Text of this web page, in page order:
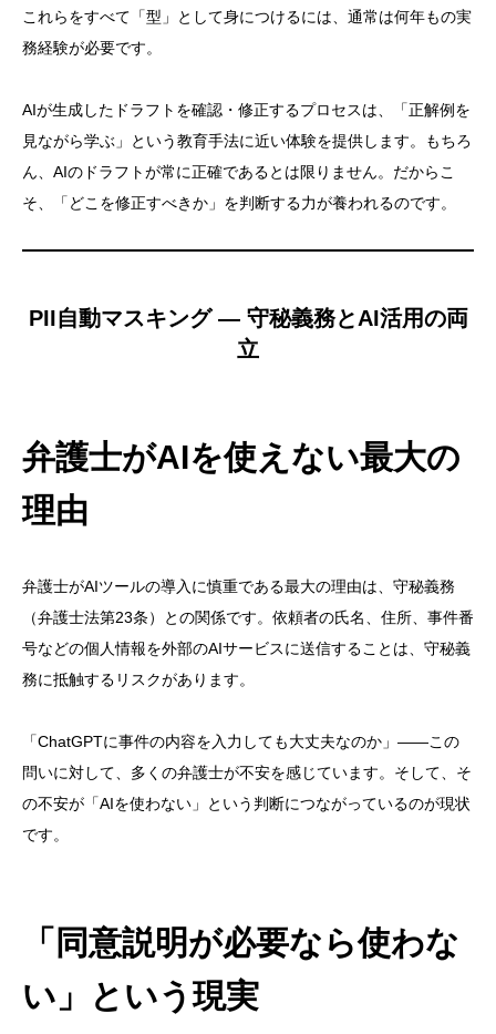
これらをすべて「型」として身につけるには、通常は何年もの実
務経験が必要です。
AIが生成したドラフトを確認・修正するプロセスは、「正解例を
見ながら学ぶ」という教育手法に近い体験を提供します。もちろ
ん、AIのドラフトが常に正確であるとは限りません。だからこ
そ、「どこを修正すべきか」を判断する力が養われるのです。
PII自動マスキング — 守秘義務とAI活用の両
立
弁護士がAIを使えない最大の
理由
弁護士がAIツールの導入に慎重である最大の理由は、守秘義務
（弁護士法第23条）との関係です。依頼者の氏名、住所、事件番
号などの個人情報を外部のAIサービスに送信することは、守秘義
務に抵触するリスクがあります。
「ChatGPTに事件の内容を入力しても大丈夫なのか」——この
問いに対して、多くの弁護士が不安を感じています。そして、そ
の不安が「AIを使わない」という判断につながっているのが現状
です。
「同意説明が必要なら使わな
い」という現実